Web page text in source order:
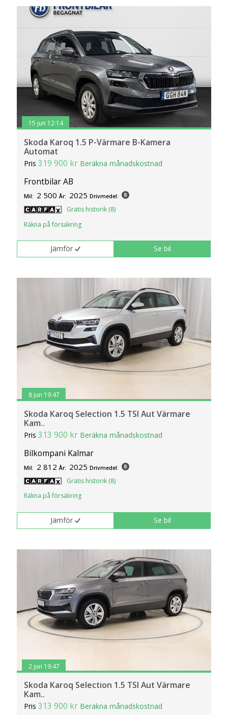
15 jun 12:14
Skoda Karoq 1.5 P-Värmare B-Kamera
Automat
Pris319 900 kr Beräkna månadskostnad
Frontbilar AB
Mil: 2 500 År: 2025 Drivmedel:
Gratis historik (8)
Räkna på försäkring
Jämför Se bil
8 jun 19:47
Skoda Karoq Selection 1.5 TSI Aut Värmare
Kam..
Pris313 900 kr Beräkna månadskostnad
Bilkompani Kalmar
Mil: 2 812 År: 2025 Drivmedel:
Gratis historik (8)
Räkna på försäkring
Jämför Se bil
2 jun 19:47
Skoda Karoq Selection 1.5 TSI Aut Värmare
Kam..
Pris313 900 kr Beräkna månadskostnad